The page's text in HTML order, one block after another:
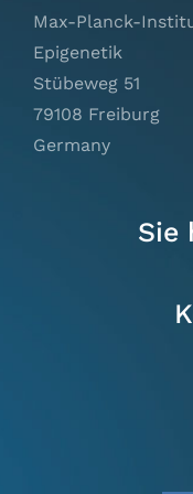
Max-Planck-
Epigenetik
Stübeweg 51
79108 Freiburg
Germany
Sie